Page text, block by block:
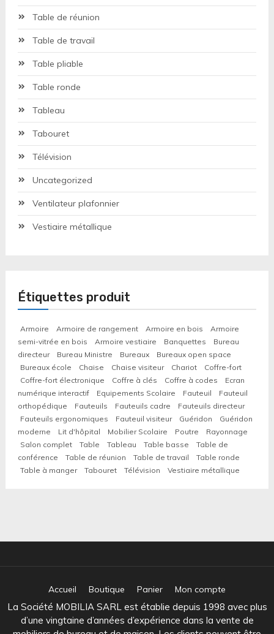
Table de réunion
Table de travail
Table pliable
Table ronde
Tableau
Tabouret
Télévision
Uncategorized
Ventilateur plafonnier
Vestiaire métallique
Étiquettes produit
Armoire Armoire de rangement Armoire en bois
Armoire
semi-vitrée en bois
Armoire vestiaire Banquettes
Bureau
directeur
Bureau Ministre Bureaux
Bureaux open space
Bureaux école
Chaise Chaise visiteur Chariot
Coffre-fort
Coffre-fort électronique
Coffre à clés Coffre à codes
Ecran
numérique interactif
Equipements Scolaire Fauteuil
Fauteuil
orthopédique
Fauteuils Fauteuils cadre
Fauteuils directeur
Fauteuils ergonomiques
Fauteuil visiteur Guéridon
Guéridon
moderne
Lit d'hôpital Mobilier Scolaire Poutre
Rayonnage
Salon complet
Table Tableau Table basse
Table de
conférence
Table de réunion Table de travail
Table ronde
Table à manger
Tabouret Télévision Vestiaire métallique
Accueil Boutique Panier Mon compte
La Société MOBILIA SARL est établie depuis 1998 avec plus
d’une vingtaine d’années d’expérience dans la vente de